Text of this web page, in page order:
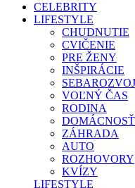
CELEBRITY
LIFESTYLE
CHUDNUTIE
CVIČENIE
PRE ŽENY
INŠPIRÁCIE
SEBAROZVOJ
VOĽNÝ ČAS
RODINA
DOMÁCNOSŤ
ZÁHRADA
AUTO
ROZHOVORY
KVÍZY
LIFESTYLE